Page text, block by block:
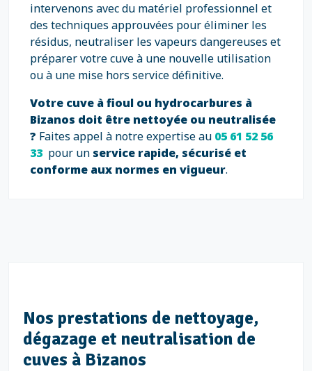
intervenons avec du matériel professionnel et
des techniques approuvées pour éliminer les
résidus, neutraliser les vapeurs dangereuses et
préparer votre cuve à une nouvelle utilisation
ou à une mise hors service définitive.
Votre cuve à fioul ou hydrocarbures à
Bizanos doit être nettoyée ou neutralisée
? Faites appel à notre expertise au 05 61 52 56
33 pour un service rapide, sécurisé et
conforme aux normes en vigueur.
Nos prestations de nettoyage,
dégazage et neutralisation de
cuves à Bizanos